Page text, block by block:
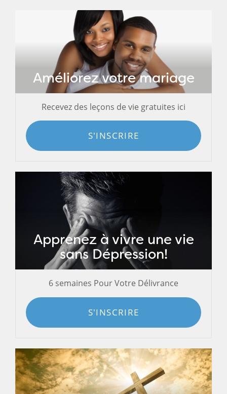
Améliorez votre mariage
Recevez des leçons de vie gratuites ici
S'INSCRIRE
Apprenez à vivre une vie
sans Dépression!
6 semaines Pour Votre Délivrance
S'INSCRIRE